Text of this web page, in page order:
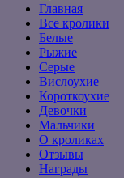
Главная
Все кролики
Белые
Рыжие
Серые
Вислоухие
Короткоухие
Девочки
Мальчики
О кроликах
Отзывы
Награды